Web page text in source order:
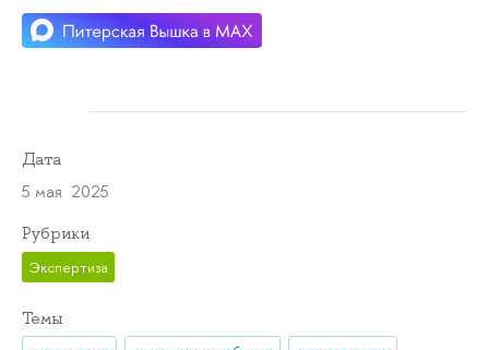
Дата
5 мая 2025
Рубрики
Экспертиза
Темы